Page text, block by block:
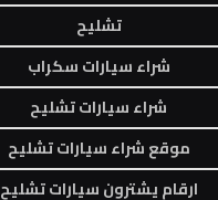
تشليح
شراء سيارات سكراب
شراء سيارات تشليح
موقع شراء سيارات تشليح
ارقام يشترون سيارات تشليح